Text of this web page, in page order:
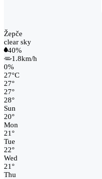
Žepče
clear sky
40%
1.8km/h
0%
27°C
27°
27°
28°
Sun
20°
Mon
21°
Tue
22°
Wed
21°
Thu